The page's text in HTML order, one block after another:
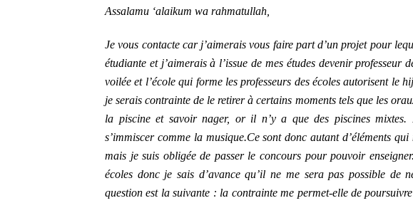
Assalamu ‘alaikum wa rahmatullah,
Je vous contacte car j’aimerais vous faire part d’un projet pour
étudiante et j’aimerais à l’issue de mes études devenir
voilée et l’école qui forme les professeurs des écoles autorisent le
je serais contrainte de le retirer à certains moments tels que les
la piscine et savoir nager, or il n’y a que des piscines
s’immiscer comme la musique.Ce sont donc autant d’éléments
mais je suis obligée de passer le concours pour pouvoir
écoles donc je sais d’avance qu’il ne me sera pas possible de
question est la suivante : la contrainte me permet-elle de